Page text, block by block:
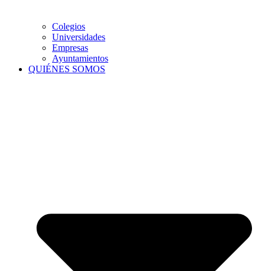
Colegios
Universidades
Empresas
Ayuntamientos
QUIÉNES SOMOS